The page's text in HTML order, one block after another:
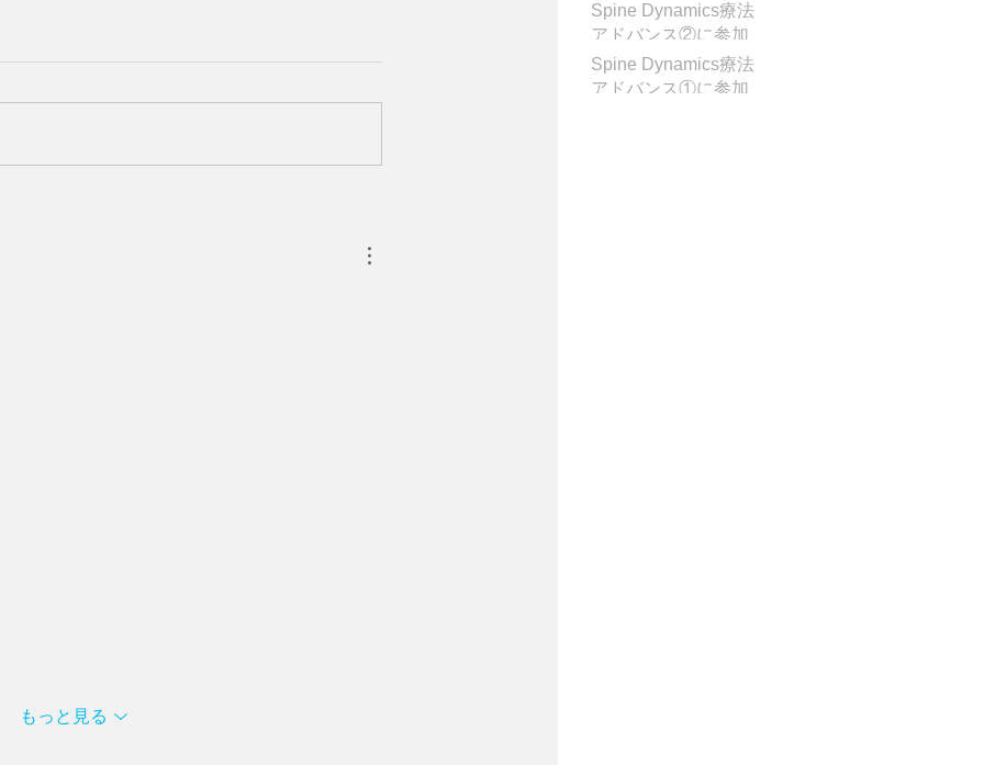
もっと見る
Spine Dynamics療法
アドバンス②に参加
してきました!
Spine Dynamics療法
アドバンス①に参加